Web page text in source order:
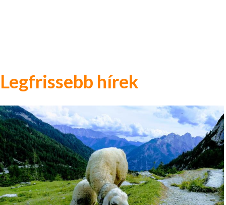
Legfrissebb hírek